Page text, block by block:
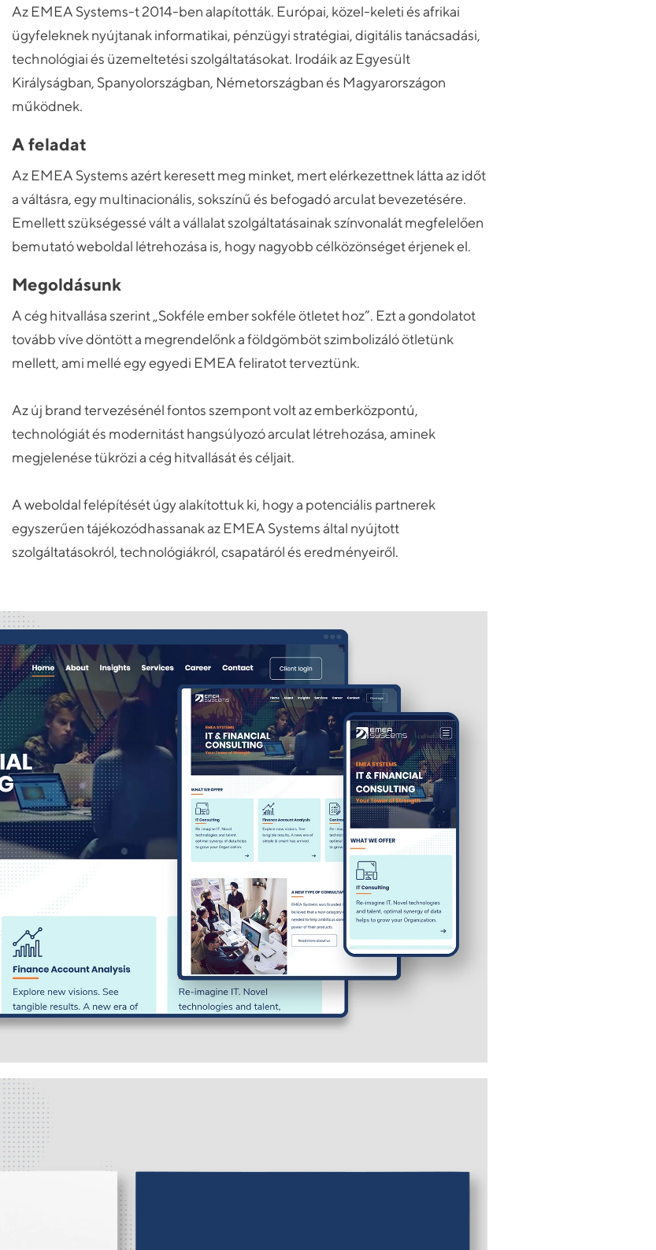
Az EMEA Systems-t 2014-ben alapították. Európai, közel-keleti és afrikai
ügyfeleknek nyújtanak informatikai, pénzügyi stratégiai, digitális tanácsadási,
technológiai és üzemeltetési szolgáltatásokat. Irodáik az Egyesült
Királyságban, Spanyolországban, Németországban és Magyarországon
működnek.
A feladat
Az EMEA Systems azért keresett meg minket, mert elérkezettnek látta az időt
a váltásra, egy multinacionális, sokszínű és befogadó arculat bevezetésére.
Emellett szükségessé vált a vállalat szolgáltatásainak színvonalát megfelelően
bemutató weboldal létrehozása is, hogy nagyobb célközönséget érjenek el.
Megoldásunk
A cég hitvallása szerint „Sokféle ember sokféle ötletet hoz”. Ezt a gondolatot
tovább víve döntött a megrendelőnk a földgömböt szimbolizáló ötletünk
mellett, ami mellé egy egyedi EMEA feliratot terveztünk.
Az új brand tervezésénél fontos szempont volt az emberközpontú,
technológiát és modernitást hangsúlyozó arculat létrehozása, aminek
megjelenése tükrözi a cég hitvallását és céljait.
A weboldal felépítését úgy alakítottuk ki, hogy a potenciális partnerek
egyszerűen tájékozódhassanak az EMEA Systems által nyújtott
szolgáltatásokról, technológiákról, csapatáról és eredményeiről.